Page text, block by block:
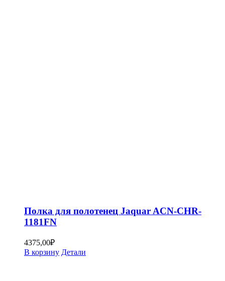
Полка для полотенец Jaquar ACN-CHR-
1181FN
4375,00₽
В корзину Детали